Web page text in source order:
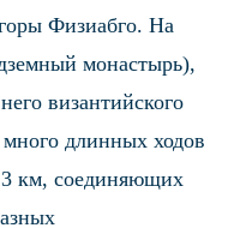
Физиабго. На
монастырь),
византийского
длинных ходов
км, соединяющих